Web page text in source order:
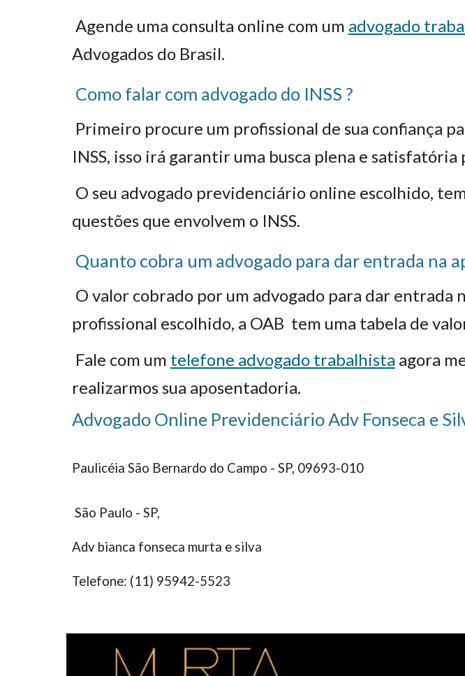
Agende uma consulta online com um advogado
Advogados do Brasil.
Como falar com advogado do INSS ?
Primeiro procure um profissional de sua confiança
INSS, isso irá garantir uma busca plena e satisfatória
O seu advogado previdenciário online escolhido,
questões que envolvem o INSS.
Quanto cobra um advogado para dar entrada na
O valor cobrado por um advogado para dar entrada
profissional escolhido, a OAB tem uma tabela de
Fale com um telefone advogado trabalhista agora
realizarmos sua aposentadoria.
Advogado Online Previdenciário Adv Fonseca e
Paulicéia São Bernardo do Campo - SP, 09693-010
São Paulo - SP,
Adv bianca fonseca murta e silva
Telefone: (11) 95942-5523